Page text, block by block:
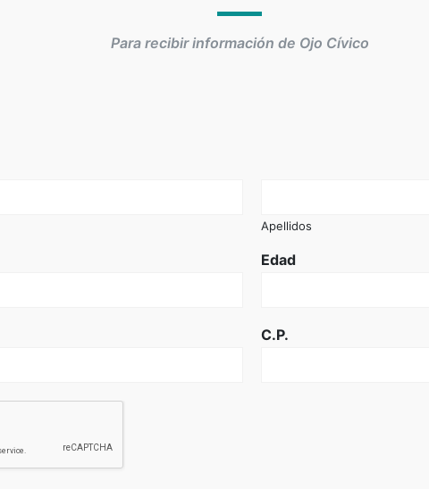
Para recibir información de Ojo Cívico
Apellidos
Edad
C.P.